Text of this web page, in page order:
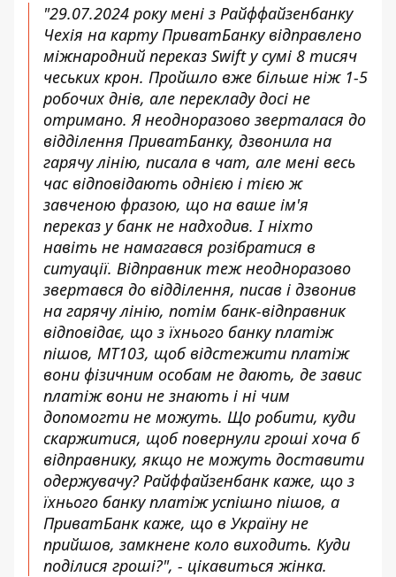
"29.07.2024 року мені з Райффайзенбанку
Чехія на карту ПриватБанку відправлено
міжнародний переказ Swift у сумі 8 тисяч
чеських крон. Пройшло вже більше ніж 1-5
робочих днів, але перекладу досі не
отримано. Я неодноразово зверталася до
відділення ПриватБанку, дзвонила на
гарячу лінію, писала в чат, але мені весь
час відповідають однією і тією ж
завченою фразою, що на ваше ім'я
переказ у банк не надходив. І ніхто
навіть не намагався розібратися в
ситуації. Відправник теж неодноразово
звертався до відділення, писав і дзвонив
на гарячу лінію, потім банк-відправник
відповідає, що з їхнього банку платіж
пішов, МТ103, щоб відстежити платіж
вони фізичним особам не дають, де завис
платіж вони не знають і ні чим
допомогти не можуть. Що робити, куди
скаржитися, щоб повернули гроші хоча б
відправнику, якщо не можуть доставити
одержувачу? Райффайзенбанк каже, що з
їхнього банку платіж успішно пішов, а
ПриватБанк каже, що в Україну не
прийшов, замкнене коло виходить. Куди
поділися гроші?", - цікавиться жінка.